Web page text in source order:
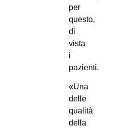
per
questo,
di
vista
i
pazienti.
«Una
delle
qualità
della